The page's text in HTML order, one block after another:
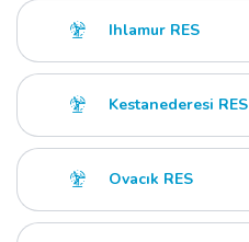
Ihlamur RES
Kestanederesi RES
Ovacık RES